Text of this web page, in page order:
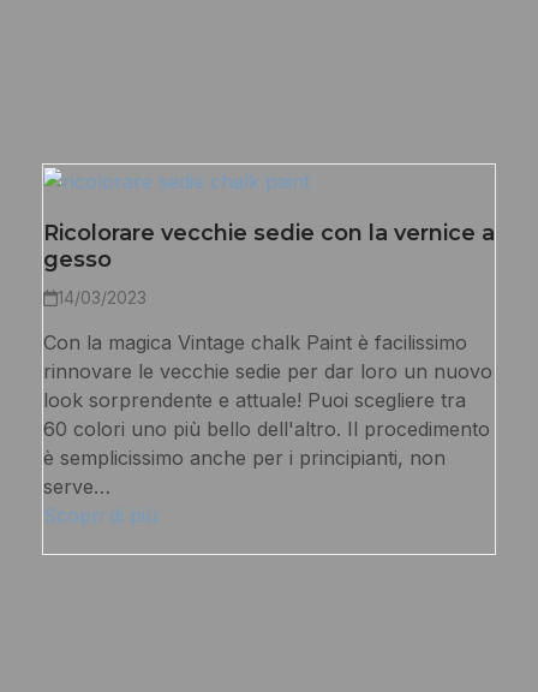
Ricolorare vecchie sedie con la vernice a
gesso
14/03/2023
Con la magica Vintage chalk Paint è facilissimo
rinnovare le vecchie sedie per dar loro un nuovo
look sorprendente e attuale! Puoi scegliere tra
60 colori uno più bello dell'altro. Il procedimento
è semplicissimo anche per i principianti, non
serve…
Scopri di più